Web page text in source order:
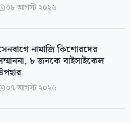
০৮ আগস্ট ২০২৬
নামাজি কিশোরদের
৮ জনকে বাইসাইকেল
০৭ আগস্ট ২০২৬